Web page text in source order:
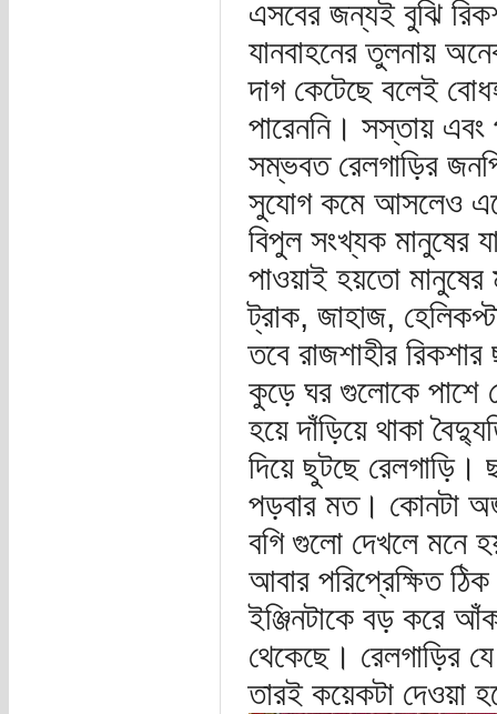
এসবের জন্যই বুঝি
যানবাহনের তুলনায়
দাগ কেটেছে বলেই
পারেননি। সস্তায় এবং
সম্ভবত রেলগাড়ির
সুযোগ কমে আসলেও
বিপুল সংখ্যক মানুষের
পাওয়াই হয়তো মানুষের
ট্রাক, জাহাজ,
তবে রাজশাহীর
কুড়ে ঘর গুলোকে পাশে
হয়ে দাঁড়িয়ে থাকা
দিয়ে ছুটছে রেলগাড়ি।
পড়বার মত। কোনটা
বগি গুলো দেখলে মনে
আবার পরিপ্রেক্ষিত
ইঞ্জিনটাকে বড় করে
থেকেছে। রেলগাড়ির
তারই কয়েকটা দেওয়া